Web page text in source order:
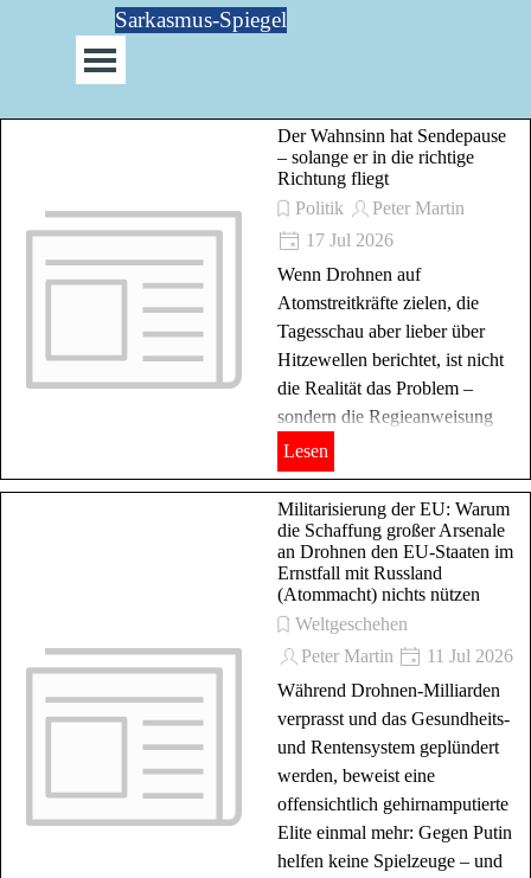
Direkt zum SeiteninhaltSarkasmus-Spiegel
Menü überspringen
Der Wahnsinn hat Sendepause
– solange er in die richtige
Richtung fliegt
Politik
Peter Martin
17 Jul 2026
Wenn Drohnen auf
Atomstreitkräfte zielen, die
Tagesschau aber lieber über
Hitzewellen berichtet, ist nicht
die Realität das Problem –
sondern die Regieanweisung
Lesen
Militarisierung der EU: Warum
die Schaffung großer Arsenale
an Drohnen den EU-Staaten im
Ernstfall mit Russland
(Atommacht) nichts nützen
Weltgeschehen
Peter Martin
11 Jul 2026
Während Drohnen-Milliarden
verprasst und das Gesundheits-
und Rentensystem geplündert
werden, beweist eine
offensichtlich gehirnamputierte
Elite einmal mehr: Gegen Putin
helfen keine Spielzeuge – und